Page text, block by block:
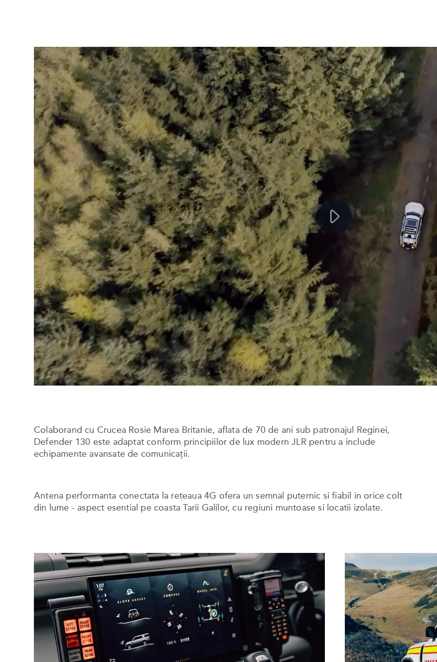
Colaborand cu Crucea Rosie Marea Britanie, aflata de 70 de ani sub patronajul Reginei,
Defender 130 este adaptat conform principiilor de lux modern JLR pentru a include
echipamente avansate de comunicaţii.
Antena performanta conectata la reteaua 4G ofera un semnal puternic si fiabil in orice colt
din lume - aspect esential pe coasta Tarii Galilor, cu regiuni muntoase si locatii izolate.